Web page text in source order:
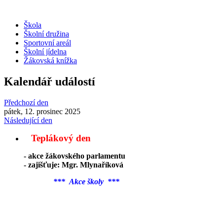
Škola
Školní družina
Sportovní areál
Školní jídelna
Žákovská knížka
Kalendář událostí
Předchozí den
pátek, 12. prosinec 2025
Následující den
Teplákový den
- akce žákovského parlamentu
- zajišťuje: Mgr. Mlynaříková
*** Akce školy ***